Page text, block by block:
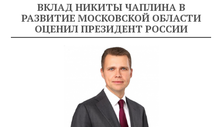
ВКЛАД НИКИТЫ ЧАПЛИНА В
РАЗВИТИЕ МОСКОВСКОЙ ОБЛАСТИ
ОЦЕНИЛ ПРЕЗИДЕНТ РОССИИ